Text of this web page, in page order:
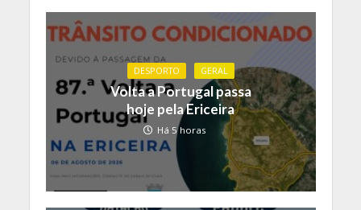
DESPORTO GERAL
Volta a Portugal passa
hoje pela Ericeira
Há 5 horas